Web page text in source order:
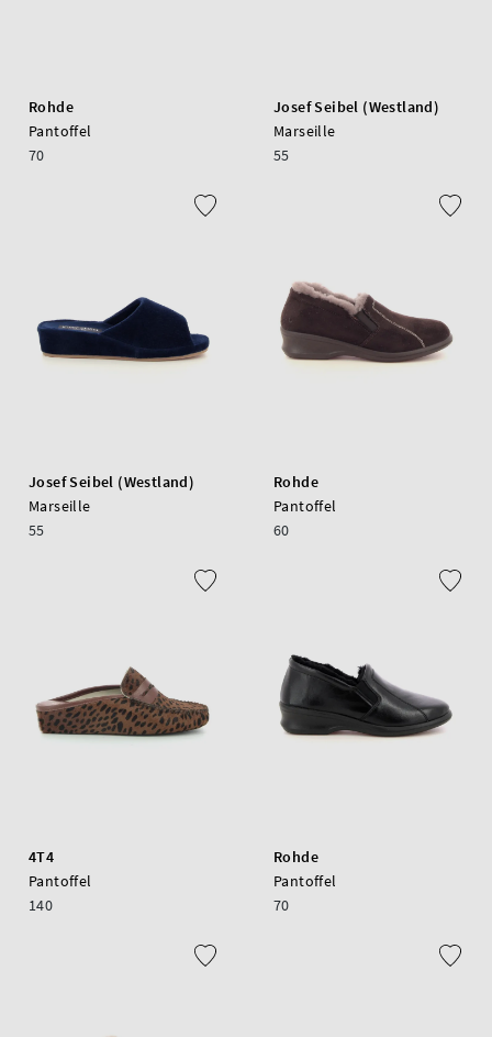
Rohde
Pantoffel
70
Josef Seibel (Westland)
Marseille
55
Josef Seibel (Westland)
Marseille
55
Rohde
Pantoffel
60
4T4
Pantoffel
140
Rohde
Pantoffel
70